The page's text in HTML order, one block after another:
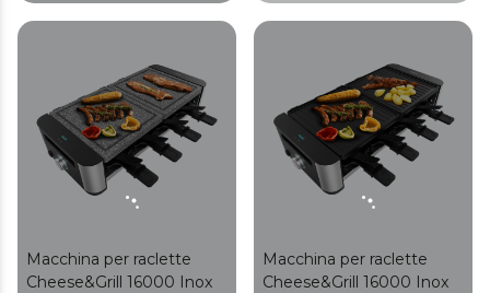
rimovibile
Macchina per raclette
Cheese&Grill 16000 Inox
Macchina per raclette
Cheese&Grill 16000 Inox